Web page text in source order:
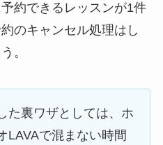
約できるレッスンが1件
のキャンセル処理はし
。
た裏ワザとしては、ホ
LAVAで混まない時間